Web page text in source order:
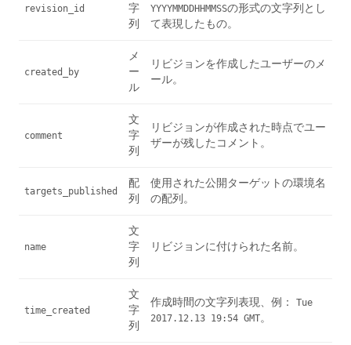
revision_id
字
列
YYYYMMDDHHMMSSの形式の文字列とし
て表現したもの。
created_by
メ
ー
ル
リビジョンを作成したユーザーのメ
ール。
comment
文
字
列
リビジョンが作成された時点でユー
ザーが残したコメント。
targets_published
配
列
使用された公開ターゲットの環境名
の配列。
name
文
字
列
リビジョンに付けられた名前。
time_created
文
字
列
作成時間の文字列表現、例：
Tue
2017.12.13 19:54 GMT。